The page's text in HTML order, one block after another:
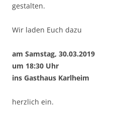
gestalten.
Wir laden Euch dazu
am Samstag, 30.03.2019
um 18:30 Uhr
ins Gasthaus Karlheim
herzlich ein.